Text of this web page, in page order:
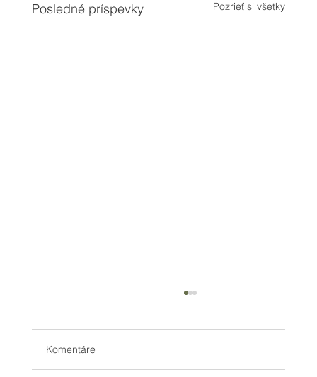
Posledné príspevky Pozrieť si všetky
Komentáre